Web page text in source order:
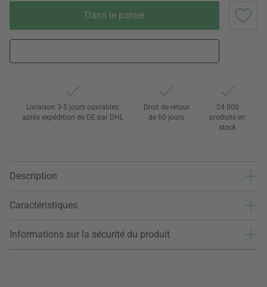
Dans le panier
Livraison 3-5 jours ouvrables
après expédition de DE par DHL
Droit de retour
de 60 jours
24 000
produits en
stock
Description
Caractéristiques
Informations sur la sécurité du produit